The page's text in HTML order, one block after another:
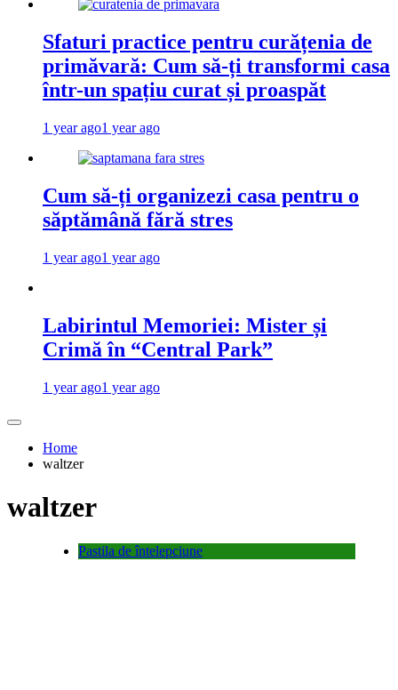
Sfaturi practice pentru curățenia de
primăvară: Cum să-ți transformi casa
într-un spațiu curat și proaspăt
1 year ago1 year ago
Cum să-ți organizezi casa pentru o
săptămână fără stres
1 year ago1 year ago
Labirintul Memoriei: Mister și
Crimă în “Central Park”
1 year ago1 year ago
Home
waltzer
waltzer
Pastila de întelepciune